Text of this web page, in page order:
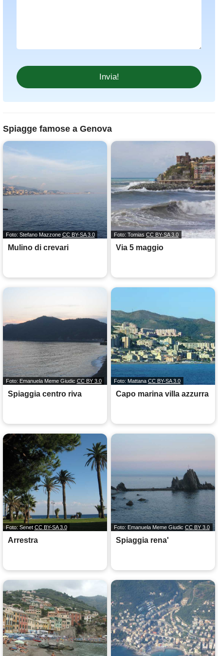
Spiagge famose a Genova
Foto: Stefano Mazzone CC BY-SA 3.0
Mulino di crevari
Foto: Tomias CC BY-SA 3.0
Via 5 maggio
Foto: Emanuela Meme Giudic CC BY 3.0
Spiaggia centro riva
Foto: Mattana CC BY-SA 3.0
Capo marina villa azzurra
Foto: Senet CC BY-SA 3.0
Arrestra
Foto: Emanuela Meme Giudic CC BY 3.0
Spiaggia rena'